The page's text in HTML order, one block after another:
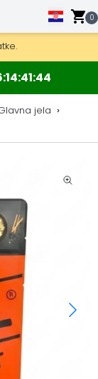
0
24 sata)
i dekoracije.
14 41 43
jela